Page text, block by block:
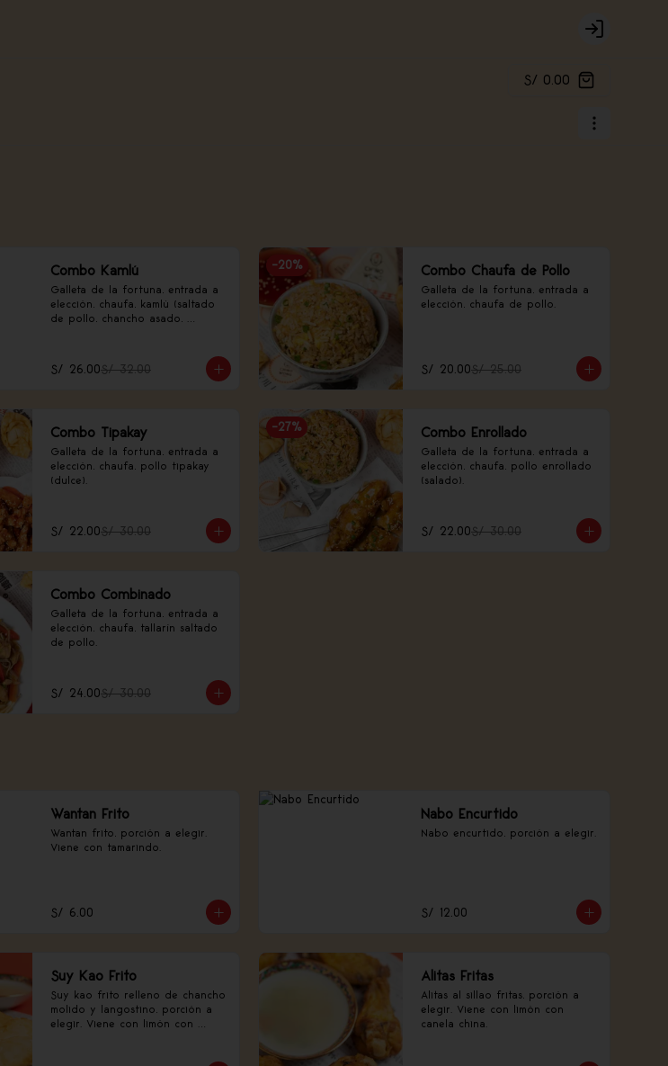
Login
S/ 0.00
Combo Kamlú
Galleta de la fortuna, entrada a
elección, chaufa, kamlú (saltado
de pollo, chancho asado,
S/ 26.00S/ 32.00
-20% Combo Chaufa de Pollo
Galleta de la fortuna, entrada a
elección, chaufa de pollo.
S/ 20.00S/ 25.00
Combo Tipakay
Galleta de la fortuna, entrada a
elección, chaufa, pollo tipakay
(dulce).
S/ 22.00S/ 30.00
-27% Combo Enrollado
Galleta de la fortuna, entrada a
elección, chaufa, pollo enrollado
(salado).
S/ 22.00S/ 30.00
Combo Combinado
Galleta de la fortuna, entrada a
elección, chaufa, tallarín saltado
de pollo.
S/ 24.00S/ 30.00
Wantan Frito
Wantan frito, porción a elegir.
Viene con tamarindo.
S/ 6.00
Nabo Encurtido
Nabo encurtido, porción a elegir.
S/ 12.00
Suy Kao Frito
Suy kao frito relleno de chancho
molido y langostino, porción a
elegir. Viene con limón con
Alitas Fritas
Alitas al sillao fritas, porción a
elegir. Viene con limón con
canela china.